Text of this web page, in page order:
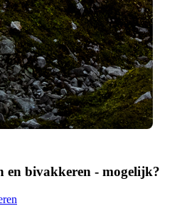
en bivakkeren - mogelijk?